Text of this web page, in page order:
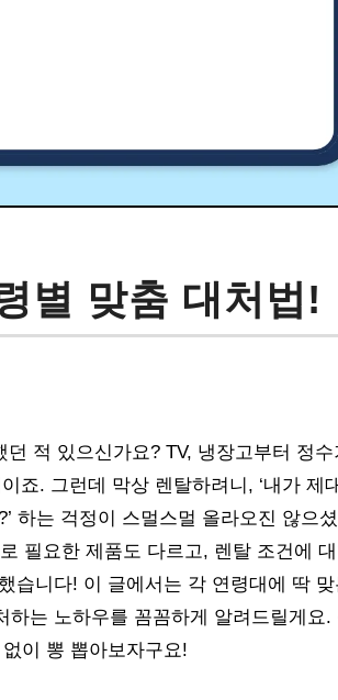
별 맞춤 대처법!
적 있으신가요? TV, 냉장고부터 정
죠. 그런데 막상 렌탈하려니, ‘내가 제
하는 걱정이 스멀스멀 올라오진 않으
필요한 제품도 다르고, 렌탈 조건에
습니다! 이 글에서는 각 연령대에 딱
는 노하우를 꼼꼼하게 알려드릴게요.
이 뽕 뽑아보자구요!